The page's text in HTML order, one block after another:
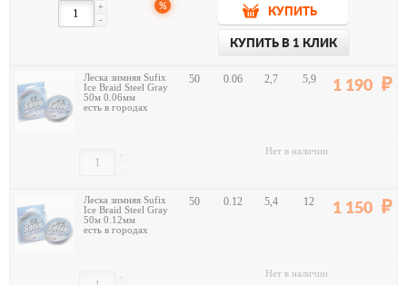
-
+ %
КУПИТЬ
КУПИТЬ В 1 КЛИК
Леска зимняя Sufix
Ice Braid Steel Gray
50м 0.06мм
есть в городах
50 0.06 2,7 5,9 1 190
-
+ Нет в наличии
Леска зимняя Sufix
Ice Braid Steel Gray
50м 0.12мм
есть в городах
50 0.12 5,4 12 1 150
+ Нет в наличии